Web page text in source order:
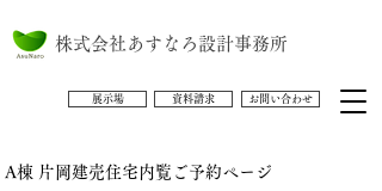
株式会社あすなろ設計事務所
展示場 資料請求 お問い合わせ
A棟 片岡建売住宅内覧ご予約ページ